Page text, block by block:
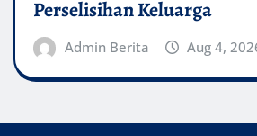
Perselisihan Keluarga
Admin Berita Aug 4,